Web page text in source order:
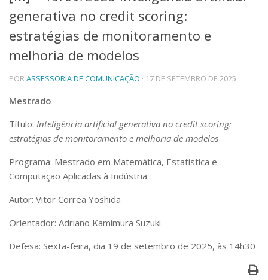
Telefones e Mapas
Pessoas
Ensino
Graduação
Educação a distância
Cursos de Extensão
Linhas de Pesquisa
Centros, Núcleos e Projetos em Rede
Pós-doutorado
Iniciação Científica
Transferência de Tecnologia
Empresas Juniores
Artes, Cultura e Esportes
generativa no credit scoring:
estratégias de monitoramento e
melhoria de modelos
PORASSESSORIA DE COMUNICAÇÃO · 17 DE SETEMBRO DE 2025
Mestrado
Título: Inteligência artificial generativa no credit scoring:
estratégias de monitoramento e melhoria de modelos
Programa: Mestrado em Matemática, Estatística e
Computação Aplicadas à Indústria
Autor: Vitor Correa Yoshida
Orientador: Adriano Kamimura Suzuki
Defesa: Sexta-feira, dia 19 de setembro de 2025, às 14h30